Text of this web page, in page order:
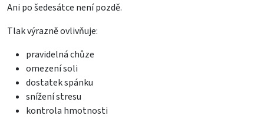
Ani po šedesátce není pozdě.
Tlak výrazně ovlivňuje:
pravidelná chůze
omezení soli
dostatek spánku
snížení stresu
kontrola hmotnosti